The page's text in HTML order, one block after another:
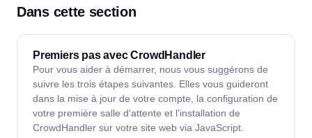
Dans cette section
Premiers pas avec CrowdHandler
Pour vous aider à démarrer, nous vous suggérons de
suivre les trois étapes suivantes. Elles vous guideront
dans la mise à jour de votre compte, la configuration de
votre première salle d'attente et l'installation de
CrowdHandler sur votre site web via JavaScript.